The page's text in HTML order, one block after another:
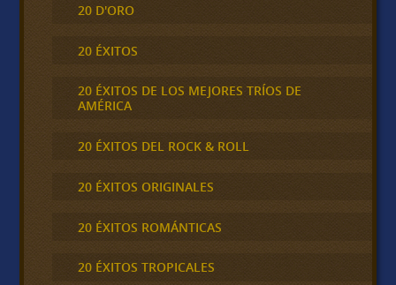
20 D'ORO
20 ÉXITOS
20 ÉXITOS DE LOS MEJORES TRÍOS DE
AMÉRICA
20 ÉXITOS DEL ROCK & ROLL
20 ÉXITOS ORIGINALES
20 ÉXITOS ROMÁNTICAS
20 ÉXITOS TROPICALES